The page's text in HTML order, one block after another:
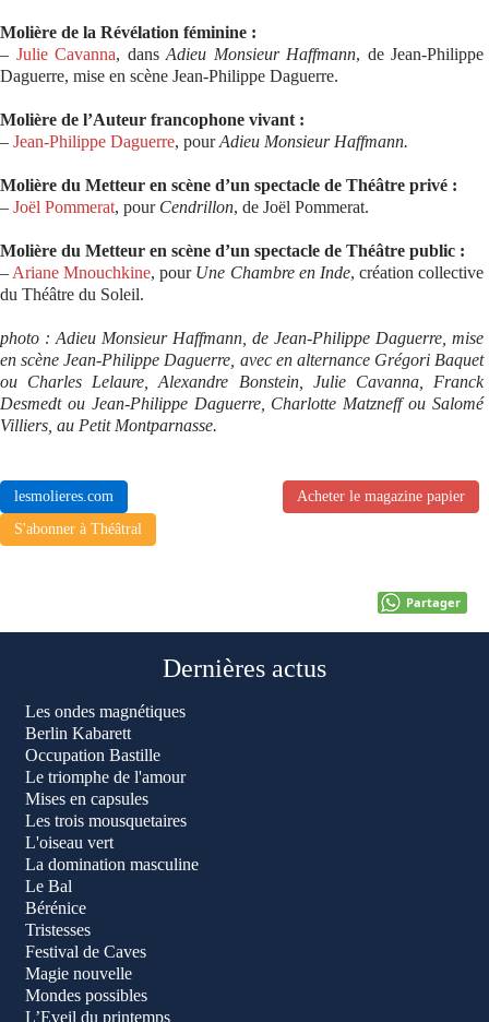
Molière de la Révélation féminine :
– Julie Cavanna, dans Adieu Monsieur Haffmann, de Jean-Philippe
Daguerre, mise en scène Jean-Philippe Daguerre.
Molière de l’Auteur francophone vivant :
– Jean-Philippe Daguerre, pourAdieu Monsieur Haffmann.
Molière du Metteur en scène d’un spectacle de Théâtre privé :
– Joël Pommerat, pour Cendrillon, de Joël Pommerat.
Molière du Metteur en scène d’un spectacle de Théâtre public :
– Ariane Mnouchkine, pour Une Chambre en Inde, création collective
du Théâtre du Soleil.
photo : Adieu Monsieur Haffmann, de Jean-Philippe Daguerre, mise
en scène Jean-Philippe Daguerre, avec en alternance Grégori Baquet
ou Charles Lelaure, Alexandre Bonstein, Julie Cavanna, Franck
Desmedt ou Jean-Philippe Daguerre, Charlotte Matzneff ou Salomé
Villiers, au Petit Montparnasse.
lesmolieres.com
Acheter le magazine papier
S'abonner à Théâtral
Partager
Dernières actus
Les ondes magnétiques
Berlin Kabarett
Occupation Bastille
Le triomphe de l'amour
Mises en capsules
Les trois mousquetaires
L'oiseau vert
La domination masculine
Le Bal
Bérénice
Tristesses
Festival de Caves
Magie nouvelle
Mondes possibles
L’Eveil du printemps